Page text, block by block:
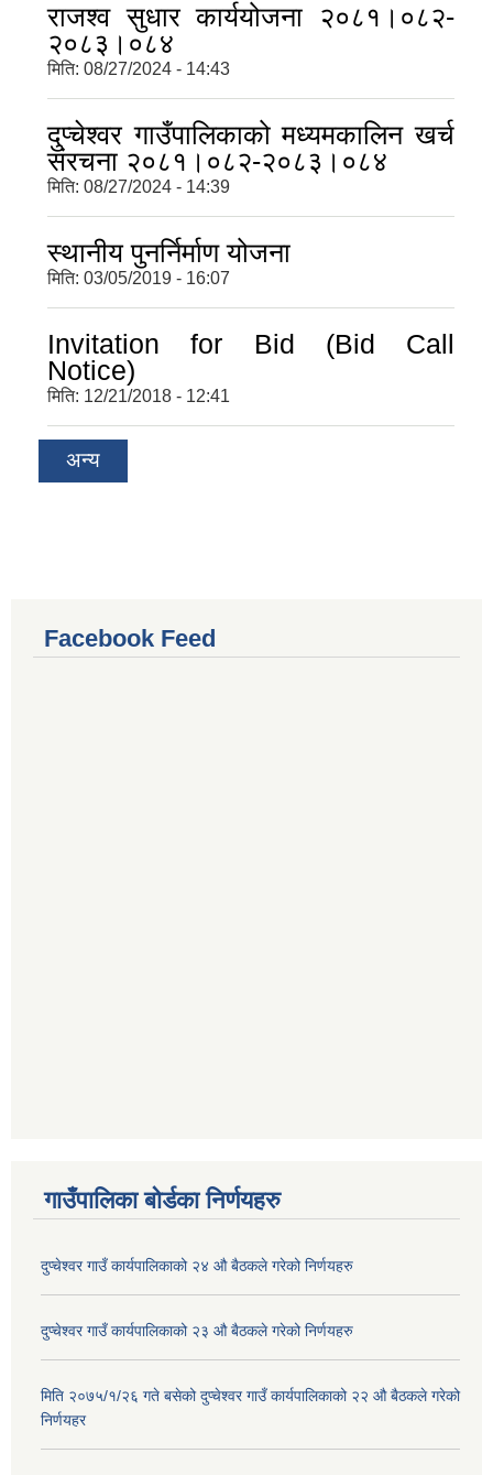
राजश्व सुधार कार्ययोजना २०८१।०८२-
२०८३।०८४
मिति: 08/27/2024 - 14:43
दुप्चेश्वर गाउँपालिकाको मध्यमकालिन खर्च
संरचना २०८१।०८२-२०८३।०८४
मिति: 08/27/2024 - 14:39
स्थानीय पुनर्निर्माण योजना
मिति: 03/05/2019 - 16:07
Invitation for Bid (Bid Call
Notice)
मिति: 12/21/2018 - 12:41
अन्य
Facebook Feed
गाउँपालिका बोर्डका निर्णयहरु
दुप्चेश्वर गाउँ कार्यपालिकाको २४ औ बैठकले गरेको निर्णयहरु
दुप्चेश्वर गाउँ कार्यपालिकाको २३ औ बैठकले गरेको निर्णयहरु
मिति २०७५/१/२६ गते बसेको दुप्चेश्वर गाउँ कार्यपालिकाको २२ औ बैठकले गरेको
निर्णयहर